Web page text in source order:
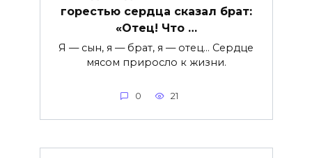
горестью сердца сказал брат:
«Отец! Что …
Я — сын, я — брат, я — отец… Сердце
мясом приросло к жизни.
0 21